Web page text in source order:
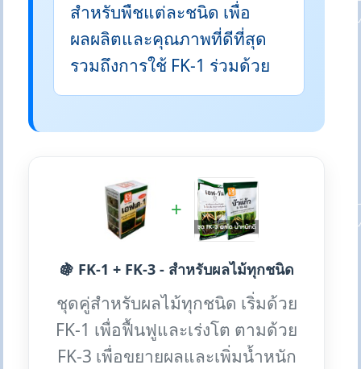
สำหรับพืชแต่ละชนิด เพื่อ
ผลผลิตและคุณภาพที่ดีที่สุด
รวมถึงการใช้ FK-1 ร่วมด้วย
+
🍇 FK-1 + FK-3 - สำหรับผลไม้ทุกชนิด
ชุดคู่สำหรับผลไม้ทุกชนิด เริ่มด้วย
FK-1 เพื่อฟื้นฟูและเร่งโต ตามด้วย
FK-3 เพื่อขยายผลและเพิ่มน้ำหนัก